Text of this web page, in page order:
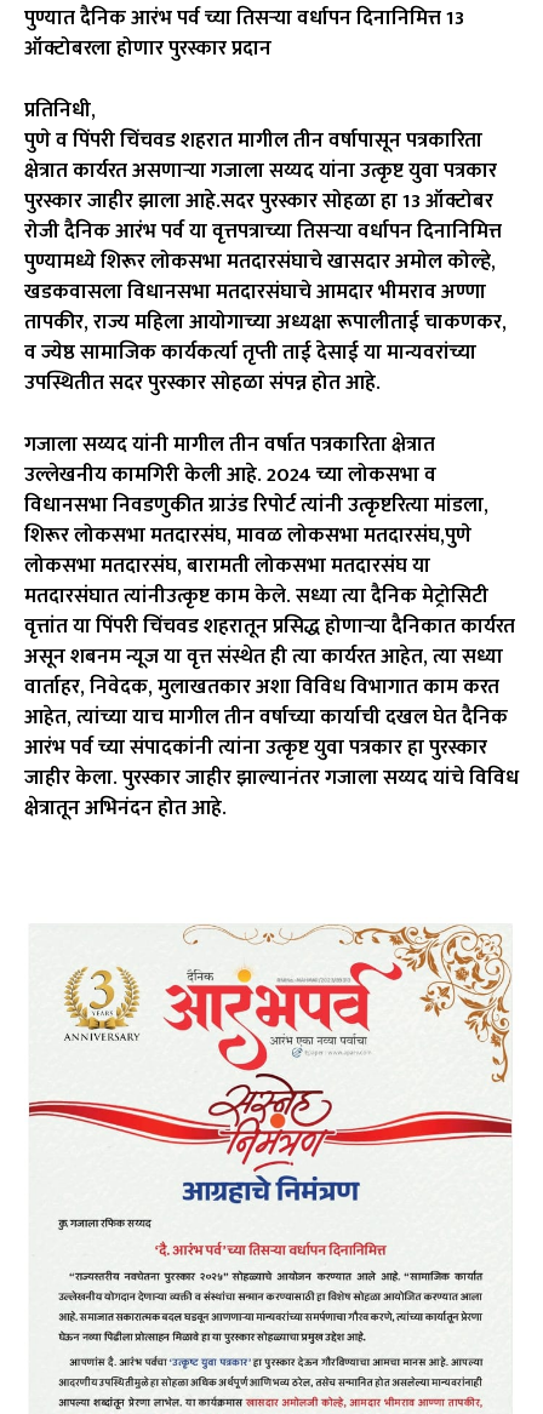
पुण्यात दैनिक आरंभ पर्व च्या तिसऱ्या वर्धापन दिनानिमित्त 13
ऑक्टोबरला होणार पुरस्कार प्रदान
प्रतिनिधी,
पुणे व पिंपरी चिंचवड शहरात मागील तीन वर्षापासून पत्रकारिता
क्षेत्रात कार्यरत असणाऱ्या गजाला सय्यद यांना उत्कृष्ट युवा पत्रकार
पुरस्कार जाहीर झाला आहे.सदर पुरस्कार सोहळा हा 13 ऑक्टोबर
रोजी दैनिक आरंभ पर्व या वृत्तपत्राच्या तिसऱ्या वर्धापन दिनानिमित्त
पुण्यामध्ये शिरूर लोकसभा मतदारसंघाचे खासदार अमोल कोल्हे,
खडकवासला विधानसभा मतदारसंघाचे आमदार भीमराव अण्णा
तापकीर, राज्य महिला आयोगाच्या अध्यक्षा रूपालीताई चाकणकर,
व ज्येष्ठ सामाजिक कार्यकर्त्या तृप्ती ताई देसाई या मान्यवरांच्या
उपस्थितीत सदर पुरस्कार सोहळा संपन्न होत आहे.
गजाला सय्यद यांनी मागील तीन वर्षात पत्रकारिता क्षेत्रात
उल्लेखनीय कामगिरी केली आहे. 2024 च्या लोकसभा व
विधानसभा निवडणुकीत ग्राउंड रिपोर्ट त्यांनी उत्कृष्टरित्या मांडला,
शिरूर लोकसभा मतदारसंघ, मावळ लोकसभा मतदारसंघ,पुणे
लोकसभा मतदारसंघ, बारामती लोकसभा मतदारसंघ या
मतदारसंघात त्यांनीउत्कृष्ट काम केले. सध्या त्या दैनिक मेट्रोसिटी
वृत्तांत या पिंपरी चिंचवड शहरातून प्रसिद्ध होणाऱ्या दैनिकात कार्यरत
असून शबनम न्यूज या वृत्त संस्थेत ही त्या कार्यरत आहेत, त्या सध्या
वार्ताहर, निवेदक, मुलाखतकार अशा विविध विभागात काम करत
आहेत, त्यांच्या याच मागील तीन वर्षाच्या कार्याची दखल घेत दैनिक
आरंभ पर्व च्या संपादकांनी त्यांना उत्कृष्ट युवा पत्रकार हा पुरस्कार
जाहीर केला. पुरस्कार जाहीर झाल्यानंतर गजाला सय्यद यांचे विविध
क्षेत्रातून अभिनंदन होत आहे.